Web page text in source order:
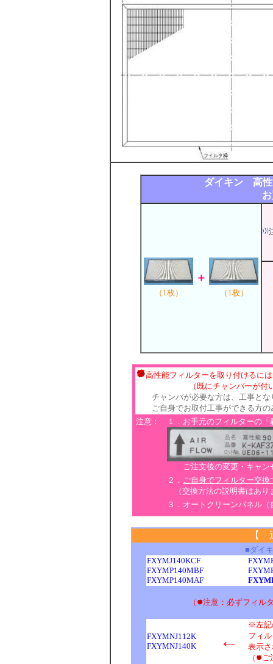
ダイキン 高性
＋
（1枚） （1枚）
高性能フィルターを取り付けるに
（既にチャンバーが付いてい
チャンバが必要な方は、工事とな
ご自身でお取付工事ができる方の
注意：
１．お手元のフィルターの「
ご注文後の変更・キャン
２． ご自身でフィルター交
（交換方法の説明書はあり
３．オートクリーンパネル
【
■ダイ
FXYMJ140KCF
FXYMP140MBF
FXYMP140MAF
（ 注意：必ずフィル
FXYMNJ112K
FXYMNJ140K
←
※左記
フィ
表示
（
ご